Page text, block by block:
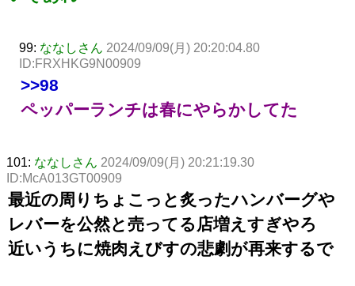
99: ななしさん 2024/09/09(月) 20:20:04.80
ID:FRXHKG9N00909
>>98
ペッパーランチは春にやらかしてた
101: ななしさん 2024/09/09(月) 20:21:19.30
ID:McA013GT00909
最近の周りちょこっと炙ったハンバーグや
レバーを公然と売ってる店増えすぎやろ
近いうちに焼肉えびすの悲劇が再来するで